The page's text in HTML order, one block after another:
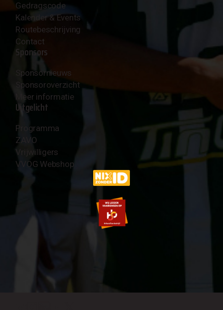
Gedragscode
Kalender & Events
Routebeschrijving
Contact
Sponsors
Sponsornieuws
Sponsoroverzicht
Meer informatie
Uitgelicht
Programma
ZAVO
Vrijwilligers
VVOG Webshop